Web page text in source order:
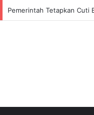
Pemerintah Tetapkan Cuti